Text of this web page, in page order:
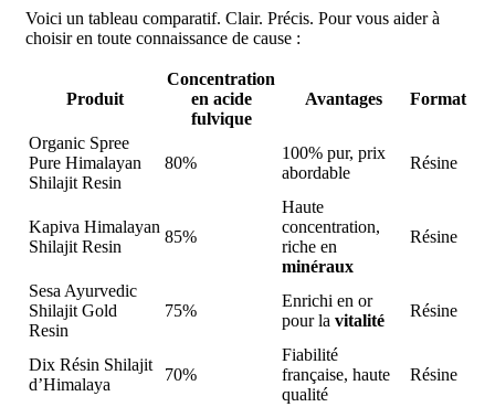
Voici un tableau comparatif. Clair. Précis. Pour vous aider à
choisir en toute connaissance de cause :
Produit
Concentration
en acide
fulvique
Avantages Format
Organic Spree
Pure Himalayan
Shilajit Resin
80%
100% pur, prix
abordable
Résine
Kapiva Himalayan
Shilajit Resin
85%
Haute
concentration,
riche en
minéraux
Résine
Sesa Ayurvedic
Shilajit Gold
Resin
75%
Enrichi en or
pour la vitalité
Résine
Dix Résin Shilajit
d’Himalaya
70%
Fiabilité
française, haute
qualité
Résine